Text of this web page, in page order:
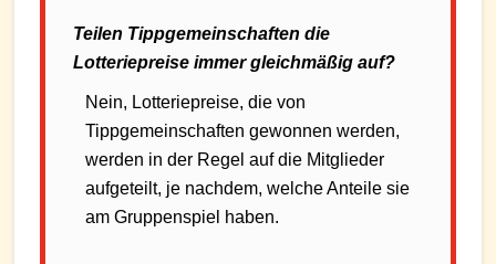
Teilen Tippgemeinschaften die
Lotteriepreise immer gleichmäßig auf?
Nein, Lotteriepreise, die von
Tippgemeinschaften gewonnen werden,
werden in der Regel auf die Mitglieder
aufgeteilt, je nachdem, welche Anteile sie
am Gruppenspiel haben.